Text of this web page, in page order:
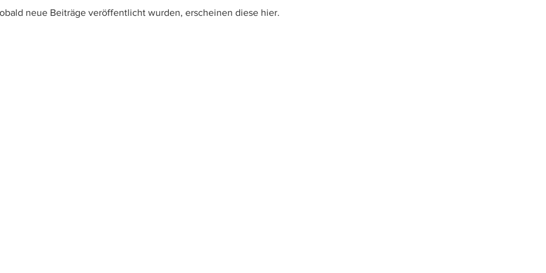
neue Beiträge veröffentlicht wurden, erscheinen diese hier.